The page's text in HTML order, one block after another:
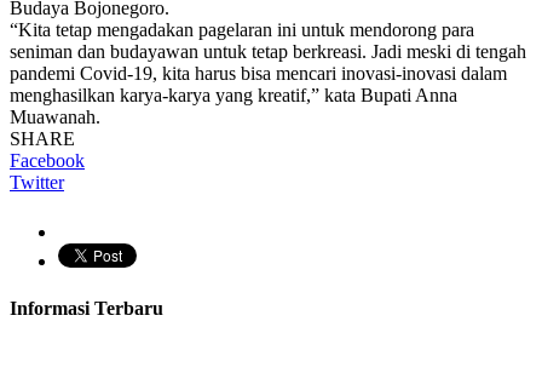
Budaya Bojonegoro.
“Kita tetap mengadakan pagelaran ini untuk mendorong para
seniman dan budayawan untuk tetap berkreasi. Jadi meski di tengah
pandemi Covid-19, kita harus bisa mencari inovasi-inovasi dalam
menghasilkan karya-karya yang kreatif,” kata Bupati Anna
Muawanah.
SHARE
Facebook
Twitter
Informasi Terbaru